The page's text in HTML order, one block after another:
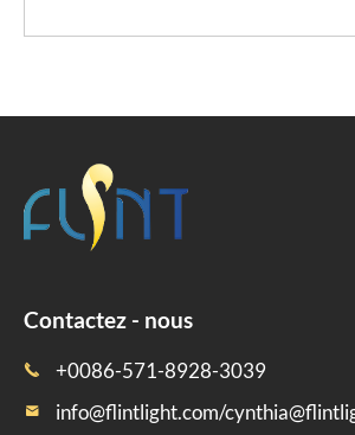
Contactez - nous
 +0086-571-8928-3039
 info@flintlight.com/